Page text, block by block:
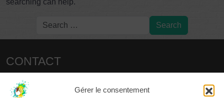
Gérer le consentement
searching can help.
CONTACT